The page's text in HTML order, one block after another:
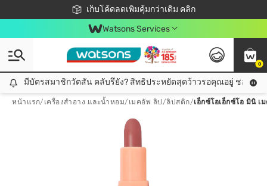
เก็บโค้ดลดเพิ่มคุ้มกว่าเดิม คลิก
ชอปออนไลน์ครั้งแรก ลดเพิ่มจุก ๆ 10%! 🎉
📦ส่งฟรี! เมื่อชอป 499฿
สมาชิกวัตสัน คลับดียังไง?
Watsons Services
0
มีบัตรสมาชิกวัตสัน คลับรึยัง? สิทธิประหยัดสุดว้าวรอคุณอยู่ ชอปคุ้มกว่าเดิม คลิก!
มีบัตรสมาชิกวัตสัน คลับรึยัง? สิทธิประหยัดสุดว้าวรอคุณอยู่ ชอปคุ้มก
หน้าแรก/ เครื่องสำอาง และน้ำหอม/ เมคอัพ ลิป /ลิปสติก/เอ็กซ์โอเอ็กซ์โอ มินิ